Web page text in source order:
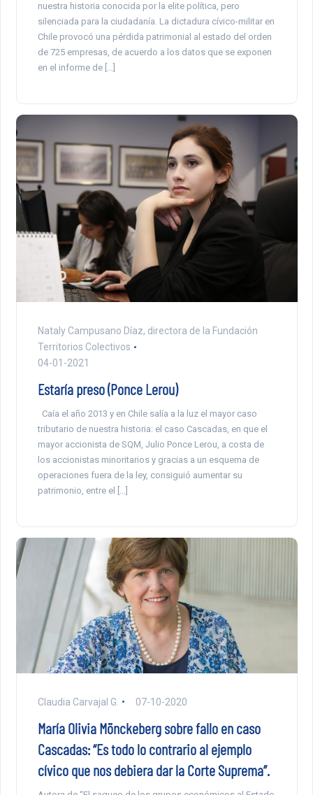
nuestra historia conocida por la elite política, pero
silenciada para la ciudadanía. La dictadura cívico-militar en
Chile provocó una pérdida patrimonial al estado del orden
de 725 empresas, de acuerdo a los datos que se exponen
en el informe de […]
Nataly Campusano Díaz, directora de la Fundación
Territorios Colectivos
04-01-2021
Estaría preso (Ponce Lerou)
Caía el año 2013 y en Chile salía a la luz el mayor caso
tributario de nuestra historia: el caso Cascadas, en que el
mayor accionista de SQM, Julio Ponce Lerou, a costa de
los accionistas minoritarios y gracias a un esquema de
operaciones fuera de la ley, consiguió aumentar su
patrimonio, entre el […]
Claudia Carvajal G. 07-10-2020
María Olivia Mönckeberg sobre fallo en caso
Cascadas: “Es todo lo contrario al ejemplo
cívico que nos debiera dar la Corte Suprema”.